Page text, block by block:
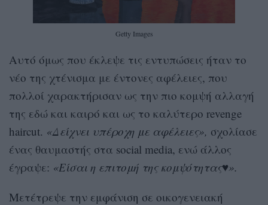
Getty Images
Αυτό όμως που έκλεψε τις εντυπώσεις ήταν το
νέο της χτένισμα με έντονες αφέλειες, που
πολλοί χαρακτήρισαν ως την πιο κομψή αλλαγή
της εδώ και καιρό και ως το καλύτερο revenge
haircut. «Δείχνει υπέροχη με αφέλειες», σχολίασε
ένας θαυμαστής στα social media, ενώ άλλος
έγραψε: «Είσαι η επιτομή της κομψότητας♥️».
Μετέτρεψε την εμφάνιση σε οικογενειακή